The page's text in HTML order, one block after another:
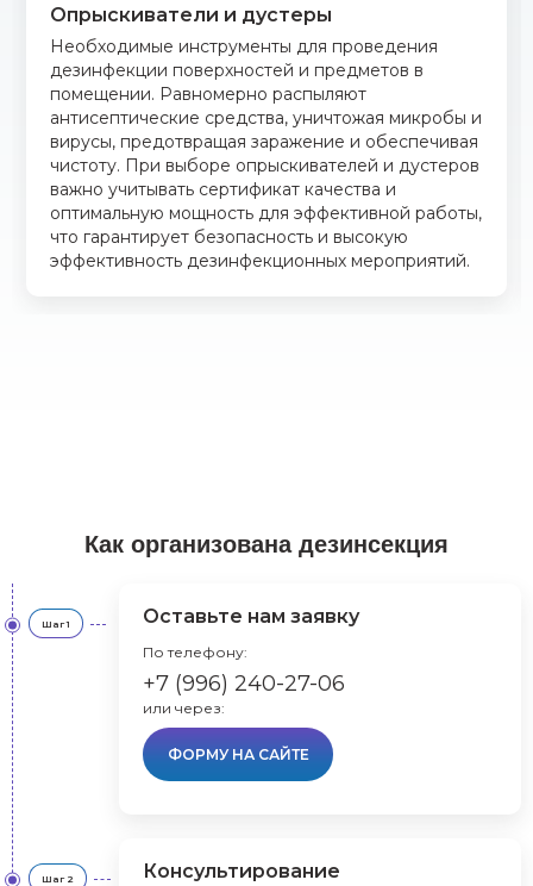
Опрыскиватели и дустеры
Необходимые инструменты для проведения
дезинфекции поверхностей и предметов в
помещении. Равномерно распыляют
антисептические средства, уничтожая микробы и
вирусы, предотвращая заражение и обеспечивая
чистоту. При выборе опрыскивателей и дустеров
важно учитывать сертификат качества и
оптимальную мощность для эффективной работы,
что гарантирует безопасность и высокую
эффективность дезинфекционных мероприятий.
Как организована дезинсекция
Шаг 1 Оставьте нам заявку
По телефону:
+7 (996) 240-27-06
или через:
ФОРМУ НА САЙТЕ
Шаг 2 Консультирование